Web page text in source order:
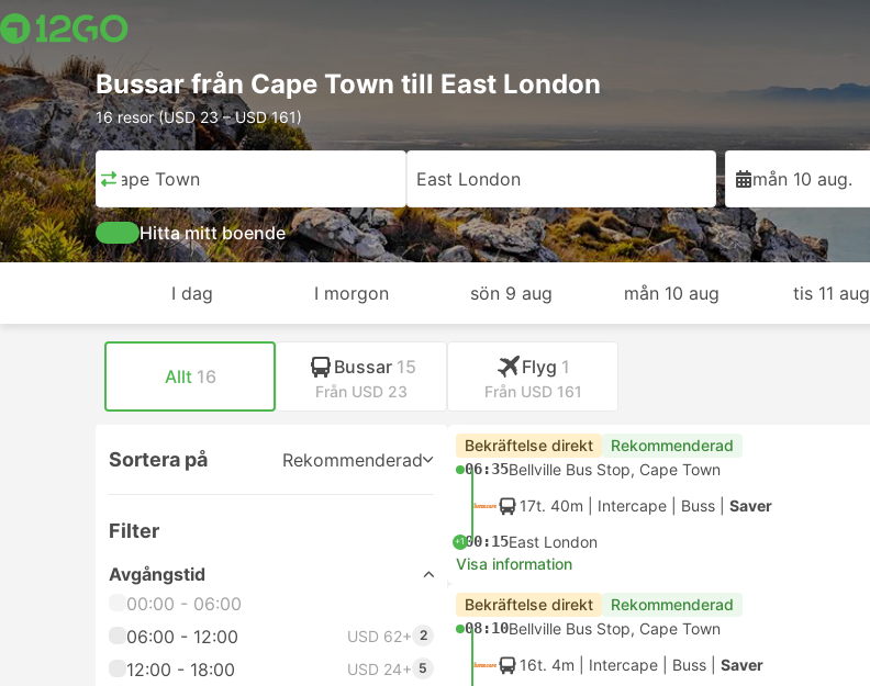
Bussar från Cape Town till East London
16 resor (USD 23 – USD 161)
Cape Town East London mån 10 aug.
Hitta mitt boende
I dag I morgon sön 9 aug mån 10 aug tis 11 aug
Allt 16 Bussar 15
Från USD 23
Flyg 1
Från USD 161
Sortera på Rekommenderad
Filter
Avgångstid
00:00 - 06:00
06:00 - 12:00
USD 62+ 2
12:00 - 18:00 USD 24+ 5
Bekräftelse direkt Rekommenderad
06:35Bellville Bus Stop, Cape Town
17t. 40m | Intercape Buss Saver
+100:15East London
Visa information
Bekräftelse direkt Rekommenderad
08:10Bellville Bus Stop, Cape Town
16t. 4m | Intercape Buss Saver